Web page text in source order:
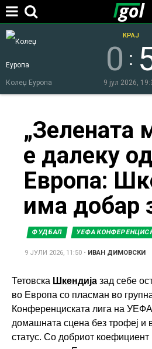
Jump to
Колеџ Еуропа
0 :
КРАЈ
9 јул 2026,
„Зелената
е далеку од
Европа:
има добар
ФУДБАЛ УЕФА
9 ЈУЛИ 2026, 11:50 • ИВАН ДИМОВСКИ
Тетовска Шкендија зад себе
во Европа со пласман во
Конференциската лига на
домашната сцена без трофеј и
статус. Со добриот коефициент